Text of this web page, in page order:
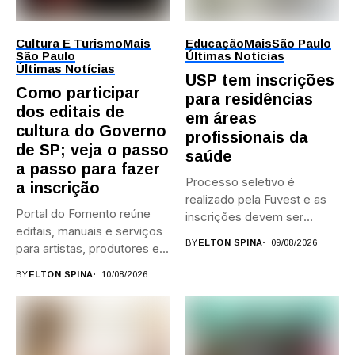
Cultura E TurismoMais
São Paulo
Últimas Notícias
Como participar
dos editais de
cultura do Governo
de SP; veja o passo
a passo para fazer
a inscrição
Portal do Fomento reúne
editais, manuais e serviços
para artistas, produtores e...
BYELTON SPINA 10/08/2026
EducaçãoMaisSão Paulo
Últimas Notícias
USP tem inscrições
para residências
em áreas
profissionais da
saúde
Processo seletivo é
realizado pela Fuvest e as
inscrições devem ser
BYELTON SPINA 09/08/2026